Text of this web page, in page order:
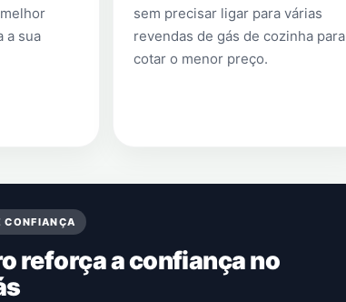
a sua
sem precisar ligar para várias
revendas de gás de cozinha para
cotar o menor preço.
CONFIANÇA
reforça a confiança no